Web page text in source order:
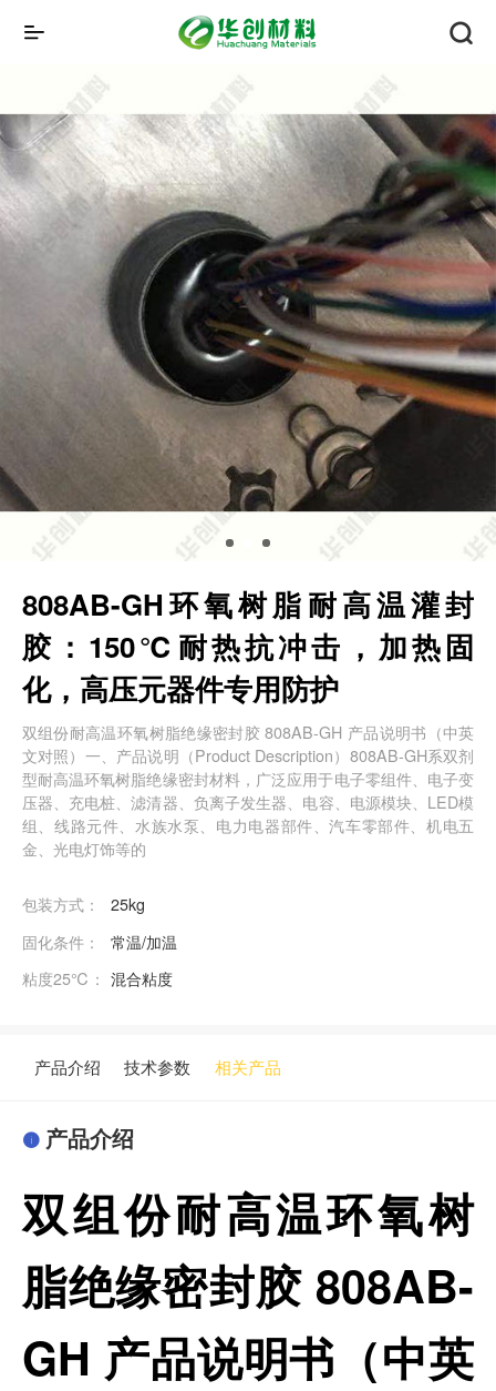
808AB-GH环氧树脂耐高温灌封
胶：150℃耐热抗冲击，加热固
化，高压元器件专用防护
双组份耐高温环氧树脂绝缘密封胶 808AB-GH 产品说明书（中英
文对照）一、产品说明（Product Description）808AB-GH系双剂
型耐高温环氧树脂绝缘密封材料，广泛应用于电子零组件、电子变
压器、充电桩、滤清器、负离子发生器、电容、电源模块、LED模
组、线路元件、水族水泵、电力电器部件、汽车零部件、机电五
金、光电灯饰等的
包装方式：
25kg
固化条件：
常温/加温
粘度25℃： 混合粘度
产品介绍 技术参数 相关产品
产品介绍
双组份耐高温环氧树
脂绝缘密封胶 808AB-
GH 产品说明书（中英